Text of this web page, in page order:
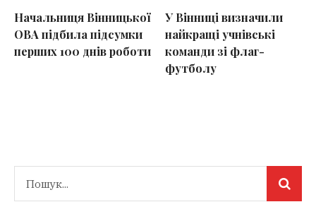
Начальниця Вінницької
ОВА підбила підсумки
перших 100 днів роботи
У Вінниці визначили
найкращі учнівські
команди зі флаг-
футболу